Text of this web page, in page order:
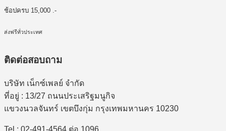
ช้อปครบ 15,000 .-
ส่งฟรีทั่วประเทศ
ติดต่อสอบถาม
บริษัท เน็กซ์เพลย์ จำกัด
ที่อยู่ : 13/27 ถนนประเสริฐมนูกิจ
แขวงนวลจันทร์ เขตบึงกุ่ม กรุงเทพมหานคร 10230
Tel : 02-491-4564 ต่อ 1096